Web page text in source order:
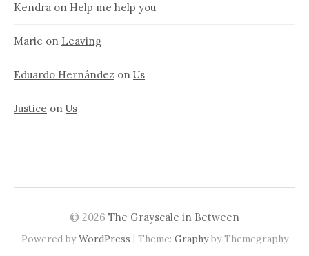
Kendra on Help me help you
Marie on Leaving
Eduardo Hernández on Us
Justice on Us
© 2026 The Grayscale in Between
Powered byWordPress | Theme: Graphyby Themegraphy